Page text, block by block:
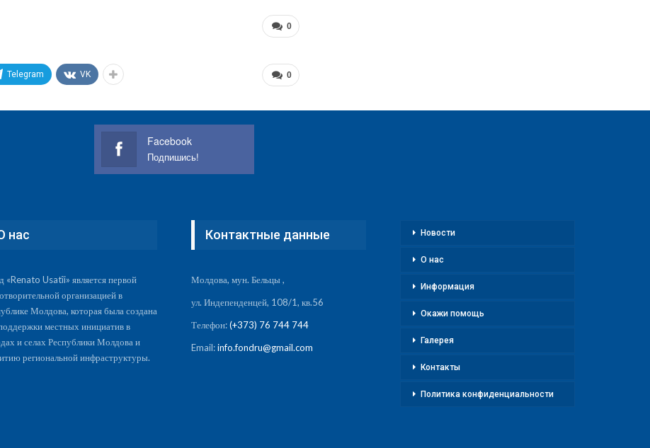
0
0
Telegram VK
Facebook
Подпишись!
нас
«Renato Usatîi» является первой
организацией в
Молдова, которая была создана
местных инициатив в
и селах Республики Молдова и
региональной инфраструктуры.
Контактные данные
Молдова, мун. Бельцы ,
ул. Индепенденцей, 108/1, кв.56
Телефон:(+373) 76 744 744
Email:info.fondru@gmail.com
Новости
О нас
Информация
Окажи помощь
Галерея
Контакты
Политика конфиденциальности